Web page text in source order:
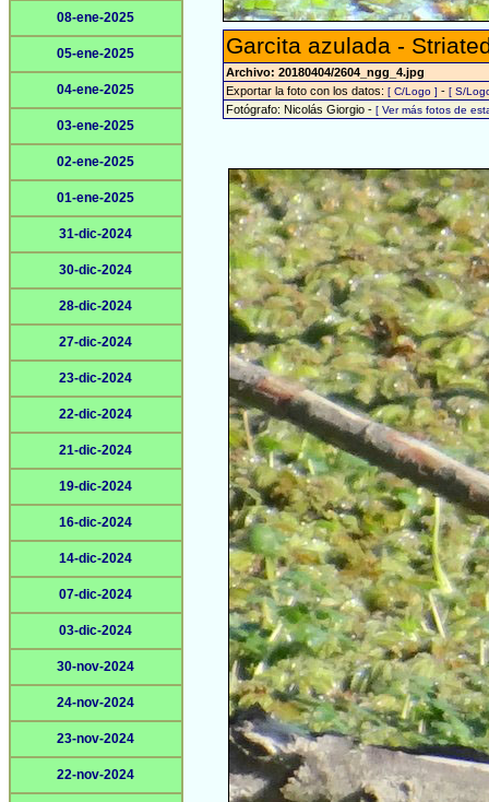
08-ene-2025
05-ene-2025
04-ene-2025
03-ene-2025
02-ene-2025
01-ene-2025
31-dic-2024
30-dic-2024
28-dic-2024
27-dic-2024
23-dic-2024
22-dic-2024
21-dic-2024
19-dic-2024
16-dic-2024
14-dic-2024
07-dic-2024
03-dic-2024
30-nov-2024
24-nov-2024
23-nov-2024
22-nov-2024
Garcita azulada -
Archivo: 20180404/2604_ngg_4.jpg
Exportar la foto con los datos: [ C/Logo ] - [ S/
Fotógrafo: Nicolás Giorgio - [ Ver más fotos de